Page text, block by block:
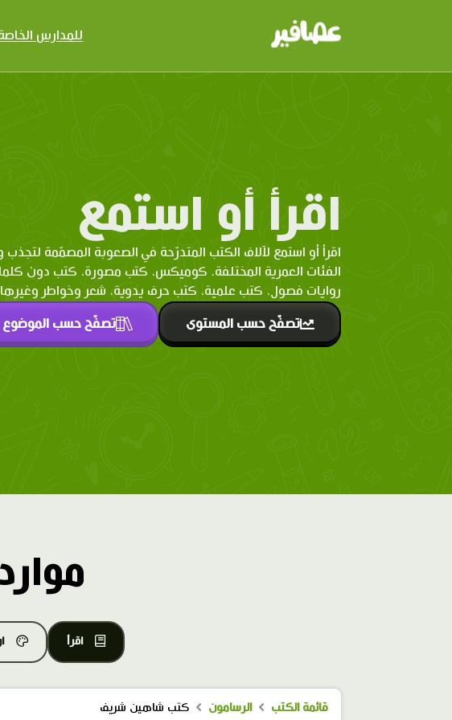
للمدارس
اقرأ أو استمع
اقرأ أو استمع لآلاف الكتب المتدرّحة في الصعوبة المصمّمة لتجذب
الفئات العمرية المختلفة. كوميكس، كتب مصورة، كتب دون
روايات فصول، كتب علمية، كتب حرف يدوية، شعر وخواطر وغيرها
تصفّح حسب المستوى تصفّح حسب الموضوع
اقرأ
قائمة الكتب الرسامون كتب شاهين شريف